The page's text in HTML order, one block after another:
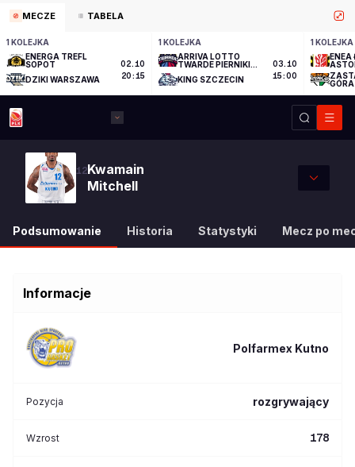
MECZE TABELA
1 KOLEJKA
ENERGA TREFL
SOPOT
DZIKI WARSZAWA
02.10
20:15
1 KOLEJKA
ARRIVA LOTTO
TWARDE PIERNIKI
KING SZCZECIN
03.10
15:00
1 KOLEJKA
ENEA
GÓRA
12Kwamain
Mitchell
Podsumowanie Historia Statystyki Mecz po
Informacje
Polfarmex Kutno
Pozycja rozgrywający
Wzrost 178